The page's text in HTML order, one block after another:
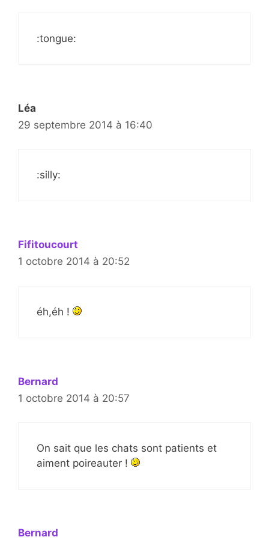
:tongue:
Léa
29 septembre 2014 à 16:40
:silly:
Fifitoucourt
1 octobre 2014 à 20:52
éh,éh !
Bernard
1 octobre 2014 à 20:57
On sait que les chats sont patients et
aiment poireauter !
Bernard